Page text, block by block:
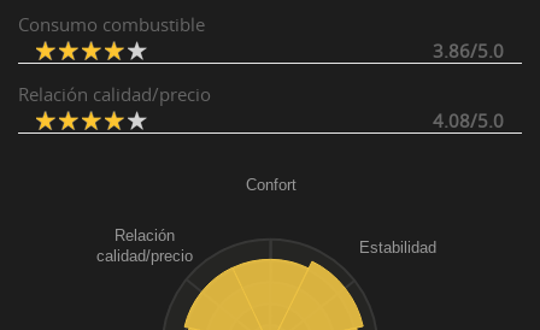
Consumo combustible
3.86/5.0
Relación calidad/precio
4.08/5.0
Confort
Estabilidad
Relación
calidad/precio